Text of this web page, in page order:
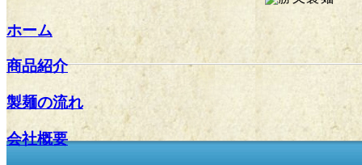
ホーム
商品紹介
製麺の流れ
会社概要